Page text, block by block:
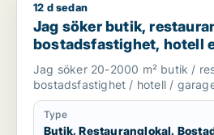
Jag söker butik,
12 d sedan
Jag söker butik,
bostadsfastighet, hotell
salu i Stockholms län
Jag söker 20-2000 m² butik /
bostadsfastighet / hotell /
Type
Butik, Restauranglokal,